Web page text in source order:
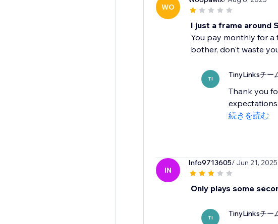
WO
I just a frame around
You pay monthly for
bother, don't waste
TI TinyLinksチー
Thank you
続きを読む
IN
Info9713605/ Jun 21, 2025
Only plays some
TI TinyLinksチー